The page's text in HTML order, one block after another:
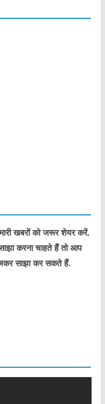
खबरों को जरूर शेयर करें,
करना चाहते हैं तो आप
साझा कर सकते हैं.